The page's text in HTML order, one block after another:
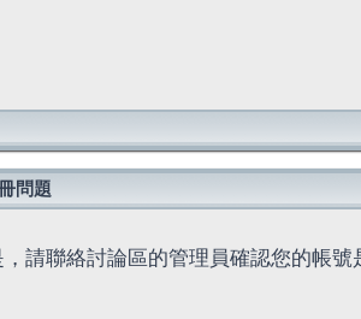
問題
請聯絡討論區的管理員確認您的帳